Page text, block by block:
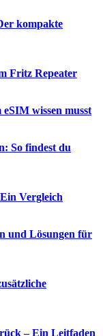
kompakte
Fritz Repeater
wissen musst
So findest du
Vergleich
und Lösungen für
– Ein Leitfaden